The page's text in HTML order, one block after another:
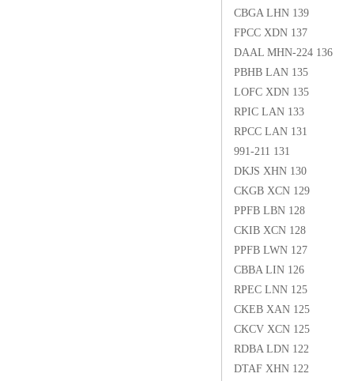
CBGA LHN 139
FPCC XDN 137
DAAL MHN-224 136
PBHB LAN 135
LOFC XDN 135
RPIC LAN 133
RPCC LAN 131
991-211 131
DKJS XHN 130
CKGB XCN 129
PPFB LBN 128
CKIB XCN 128
PPFB LWN 127
CBBA LIN 126
RPEC LNN 125
CKEB XAN 125
CKCV XCN 125
RDBA LDN 122
DTAF XHN 122